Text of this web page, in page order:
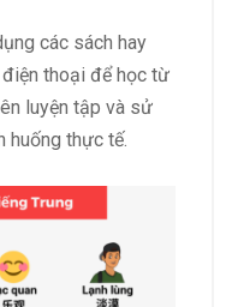
các sách hay
thoại để học từ
luyện tập và sử
huống thực tế.